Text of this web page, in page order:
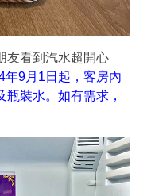
友看到汽水超開心
年9月1日起，客房內
裝水。如有需求，